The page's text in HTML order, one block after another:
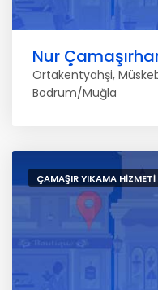
Nur
Ortakentyahşi,
Bodrum/Muğla
ÇAMAŞIR YIKAMA HIZMETI